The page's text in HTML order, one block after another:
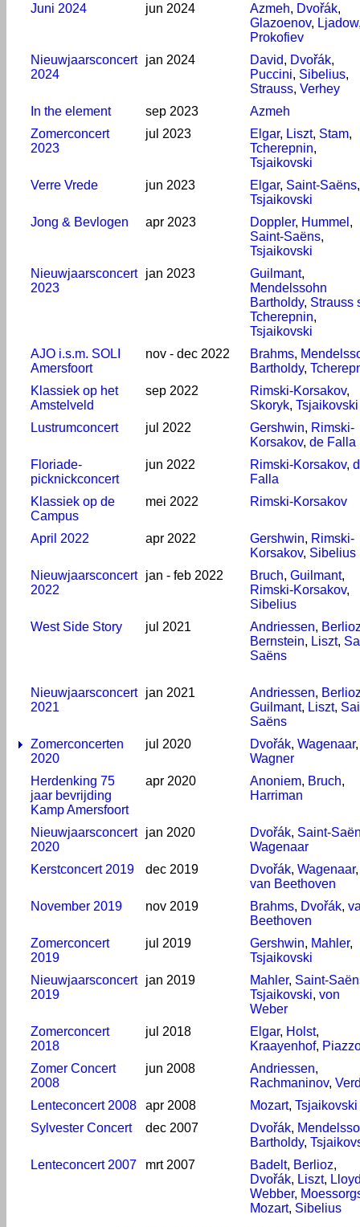
Juni 2024
jun 2024 Azmeh, Dvořák,
Glazoenov, Ljadow
Prokofiev
Nieuwjaarsconcert
2024
jan 2024 David, Dvořák,
Puccini, Sibelius,
Strauss, Verhey
In the element
sep 2023
Azmeh
Zomerconcert
2023
jul 2023 Elgar, Liszt, Stam,
Tcherepnin,
Tsjaikovski
Verre Vrede
jun 2023 Elgar, Saint-Saëns,
Tsjaikovski
Jong & Bevlogen
apr 2023 Doppler, Hummel ,
Saint-Saëns,
Tsjaikovski
Nieuwjaarsconcert
2023
jan 2023 Guilmant,
Mendelssohn
Bartholdy, Strauss
Tcherepnin,
Tsjaikovski
AJO i.s.m. SOLI
Amersfoort
nov - dec 2022 Brahms,
Bartholdy,
Klassiek op het
Amstelveld
sep 2022 Rimski-Korsakov,
Skoryk, Tsjaikovski
Lustrumconcert
jul 2022 Gershwin, Rimski-
Korsakov, de Falla
Floriade-
picknickconcert
jun 2022 Rimski-Korsakov,
Falla
Klassiek op de
Campus
mei 2022 Rimski-Korsakov
April 2022 apr 2022 Gershwin, Rimski-
Korsakov, Sibelius
Nieuwjaarsconcert
2022
jan - feb 2022 Bruch, Guilmant,
Rimski-Korsakov,
Sibelius
West Side Story
jul 2021 Andriessen,
Bernstein, Liszt,
Saëns
Nieuwjaarsconcert
2021
jan 2021 Andriessen,
Guilmant, Liszt,
Saëns
Zomerconcerten
2020
jul 2020 Dvořák, Wagenaar,
Wagner
Herdenking 75
jaar bevrijding
Kamp Amersfoort
apr 2020 Anoniem, Bruch,
Harriman
Nieuwjaarsconcert
2020
jan 2020 Dvořák, Saint-
Wagenaar
Kerstconcert 2019
dec 2019 Dvořák, Wagenaar,
van Beethoven
November 2019
nov 2019 Brahms, Dvořák,
Beethoven
Zomerconcert
2019
jul 2019 Gershwin, Mahler,
Tsjaikovski
Nieuwjaarsconcert
2019
jan 2019 Mahler, Saint-
Tsjaikovski, von
Weber
Zomerconcert
2018
jul 2018 Elgar, Holst,
Kraayenhof,
Zomer Concert
2008
jun 2008 Andriessen,
Rachmaninov,
Lenteconcert 2008
apr 2008 Mozart, Tsjaikovski
Sylvester Concert
dec 2007 Dvořák,
Bartholdy,
Lenteconcert 2007
mrt 2007 Badelt, Berlioz,
Dvořák, Liszt,
Webber,
Mozart, Sibelius